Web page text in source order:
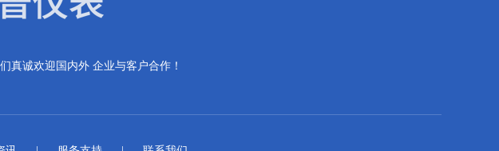
真诚欢迎国内外 企业与客户合作！